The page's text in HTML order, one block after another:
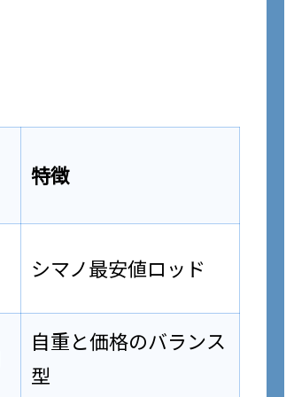
特徴
シマノ最安値ロッド
自重と価格のバランス
型